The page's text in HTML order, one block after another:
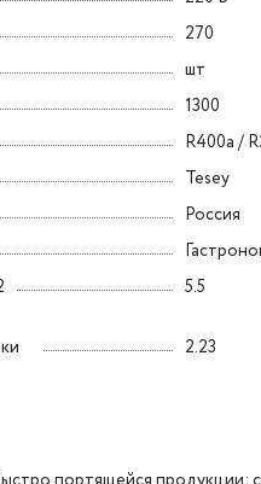
270
шт
1300
R400a /
Tesey
Россия
5.5
2.23